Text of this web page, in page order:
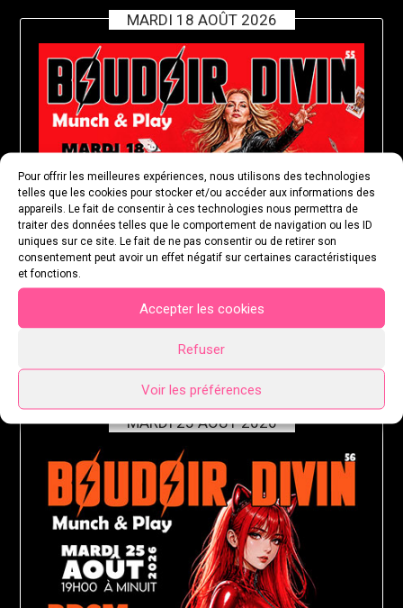
Pour offrir les meilleures expériences, nous utilisons des technologies
telles que les cookies pour stocker et/ou accéder aux informations des
appareils. Le fait de consentir à ces technologies nous permettra de
traiter des données telles que le comportement de navigation ou les ID
uniques sur ce site. Le fait de ne pas consentir ou de retirer son
consentement peut avoir un effet négatif sur certaines caractéristiques
et fonctions.
Accepter les cookies
Refuser
Voir les préférences
MARDI 18 AOÛT 2026
MARDI 25 AOÛT 2026